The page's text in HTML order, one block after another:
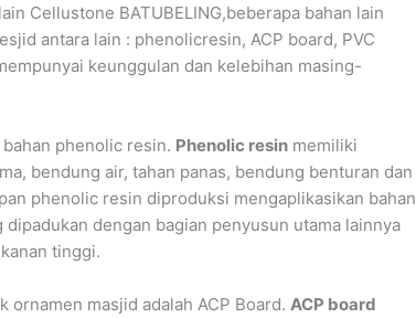
Cellustone BATUBELING,beberapa bahan lain
antara lain : phenolicresin, ACP board, PVC
keunggulan dan kelebihan masing-
phenolic resin. Phenolic resin memiliki
bendung air, tahan panas, bendung benturan dan
phenolic resin diproduksi mengaplikasikan bahan
dengan bagian penyusun utama lainnya
tinggi.
ornamen masjid adalah ACP Board. ACP board